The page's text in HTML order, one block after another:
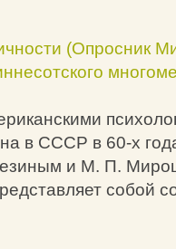
(Опросник
в СССР в 60-х
и М. П.
собой